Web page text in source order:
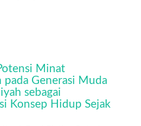
Minat
pada Generasi Muda
sebagai
Konsep Hidup Sejak